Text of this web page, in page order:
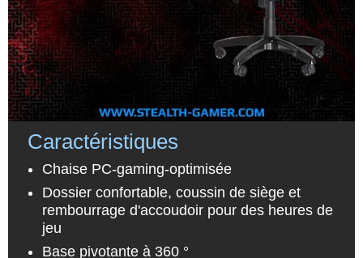
Caractéristiques
Chaise PC-gaming-optimisée
Dossier confortable, coussin de siège et
rembourrage d'accoudoir pour des heures de
jeu
Base pivotante à 360 °